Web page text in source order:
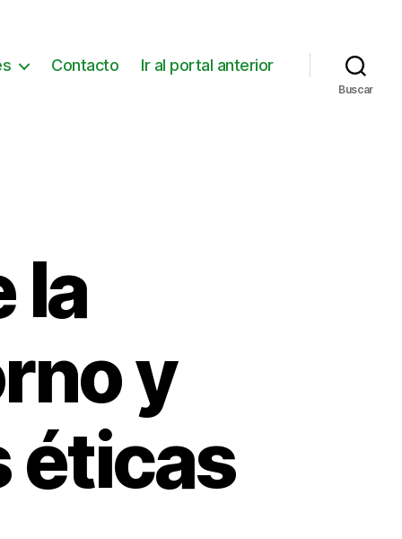
Contacto Ir al portal anterior
Buscar
la
y
éticas